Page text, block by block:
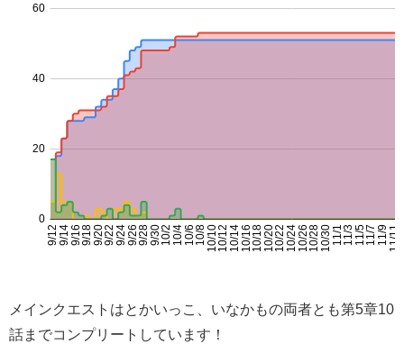
メインクエストはとかいっこ、いなかもの両者とも第5章10
話までコンプリートしています！